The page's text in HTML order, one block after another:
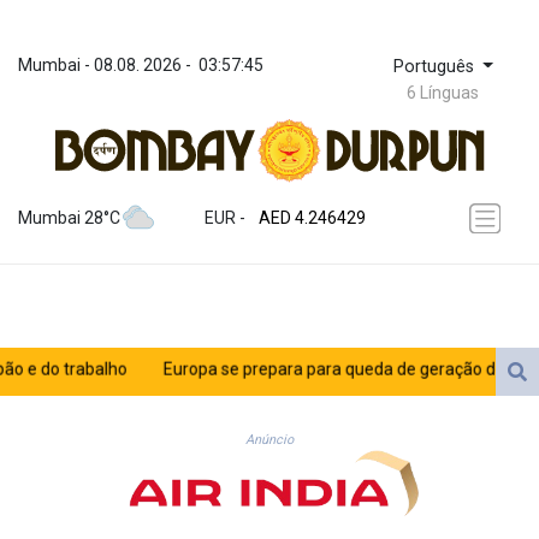
Mumbai - 08.08. 2026 - 03:57:45 Português
6 Línguas
Mumbai 28°C EUR -
ZWL 372.275202
AED 4.246429
AFN 76.887634
ARS 1724.882575
AUD 1.635501
AZN 1.97002
BAM 1.961391
BBD 2.328337
BDT 143.102254
do trabalho Europa se prepara para queda de geração de
Anúncio